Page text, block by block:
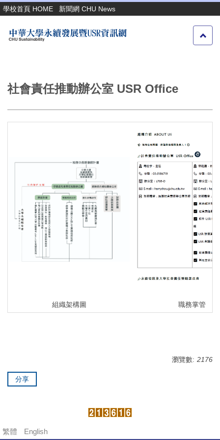
跳
到
要
學校首頁 HOME 新聞網 CHU News
社會責任推動辦公室 USR Office
組織架構圖 職務掌管
瀏覽數: 2176
分享
繁體 English